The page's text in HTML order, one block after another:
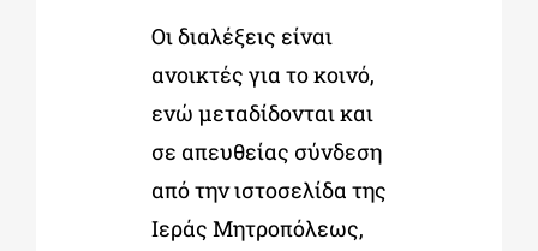
Οι διαλέξεις είναι
ανοικτές για το κοινό,
ενώ μεταδίδονται και
σε απευθείας σύνδεση
από την ιστοσελίδα της
Ιεράς Μητροπόλεως,